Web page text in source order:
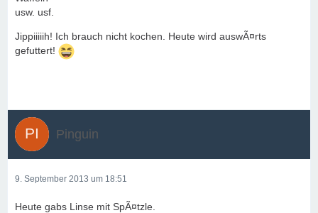
usw. usf.
Jippiiiiih! Ich brauch nicht kochen. Heute wird auswÃ¤rts
gefuttert!
Pinguin
9. September 2013 um 18:51
Heute gabs Linse mit SpÃ¤tzle.